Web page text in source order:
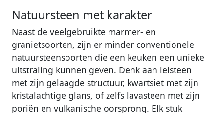
Natuursteen met karakter
Naast de veelgebruikte marmer- en
granietsoorten, zijn er minder conventionele
natuursteensoorten die een keuken een unieke
uitstraling kunnen geven. Denk aan leisteen
met zijn gelaagde structuur, kwartsiet met zijn
kristalachtige glans, of zelfs lavasteen met zijn
poriën en vulkanische oorsprong. Elk stuk